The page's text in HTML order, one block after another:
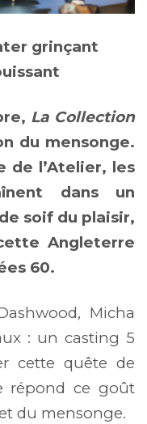
grinçant
La Collection
du mensonge.
de l’Atelier, les
dans un
soif du plaisir,
Angleterre
60.
Micha
: un casting 5
cette quête de
répond ce goût
du mensonge.